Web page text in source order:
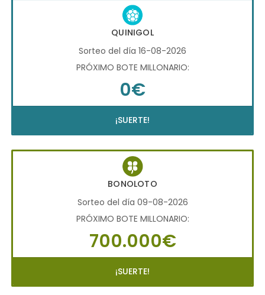
QUINIGOL
Sorteo del día 16-08-2026
PRÓXIMO BOTE MILLONARIO:
0€
¡SUERTE!
BONOLOTO
Sorteo del día 09-08-2026
PRÓXIMO BOTE MILLONARIO:
700.000€
¡SUERTE!